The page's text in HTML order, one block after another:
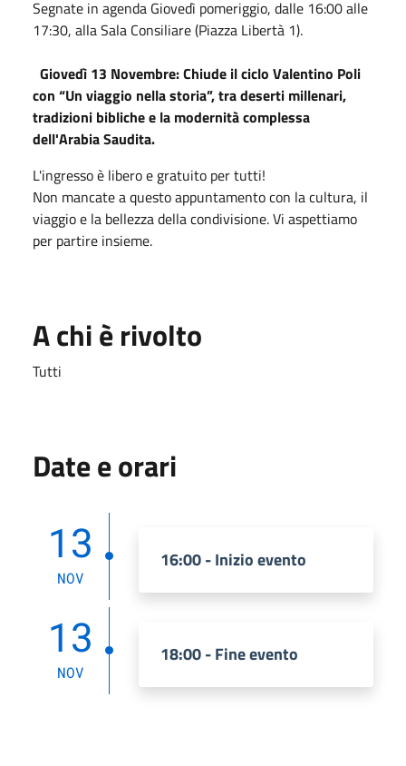
Segnate in agenda Giovedì pomeriggio, dalle 16:00 alle
17:30, alla Sala Consiliare (Piazza Libertà 1).
Giovedì 13 Novembre: Chiude il ciclo Valentino Poli
con “Un viaggio nella storia”, tra deserti millenari,
tradizioni bibliche e la modernità complessa
dell'Arabia Saudita.
L'ingresso è libero e gratuito per tutti!
Non mancate a questo appuntamento con la cultura, il
viaggio e la bellezza della condivisione. Vi aspettiamo
per partire insieme.
A chi è rivolto
Tutti
Date e orari
13
NOV
16:00 - Inizio evento
13
NOV
18:00 - Fine evento